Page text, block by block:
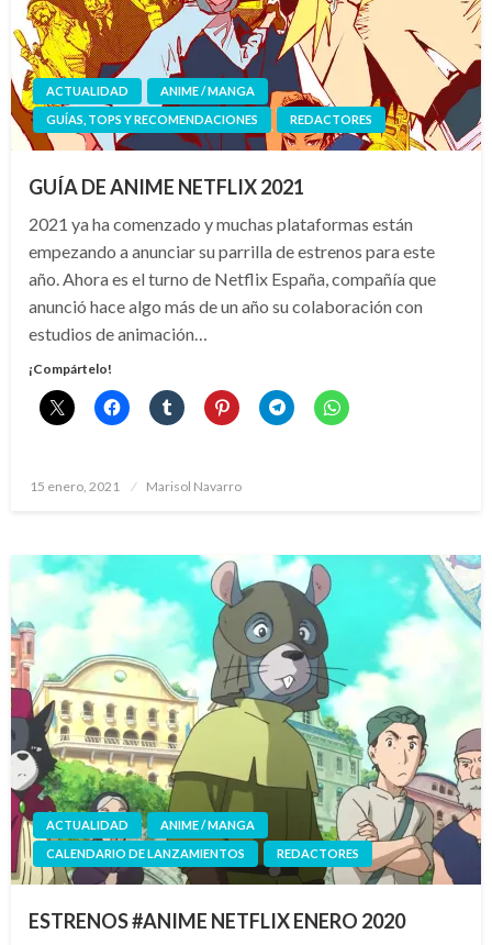
ACTUALIDAD
ANIME / MANGA
GUÍAS, TOPS Y RECOMENDACIONES
REDACTORES
GUÍA DE ANIME NETFLIX 2021
2021 ya ha comenzado y muchas plataformas están
empezando a anunciar su parrilla de estrenos para este
año. Ahora es el turno de Netflix España, compañía que
anunció hace algo más de un año su colaboración con
estudios de animación…
¡Compártelo!
Publicado
15 enero, 2021 Marisol Navarro
ACTUALIDAD
ANIME / MANGA
CALENDARIO DE LANZAMIENTOS
REDACTORES
ESTRENOS #ANIME NETFLIX ENERO 2020